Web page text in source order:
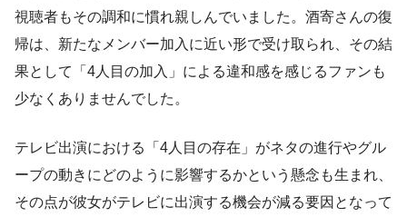
視聴者もその調和に慣れ親しんでいました。酒寄さんの復
帰は、新たなメンバー加入に近い形で受け取られ、その結
果として「4人目の加入」による違和感を感じるファンも
少なくありませんでした。
テレビ出演における「4人目の存在」がネタの進行やグル
ープの動きにどのように影響するかという懸念も生まれ、
その点が彼女がテレビに出演する機会が減る要因となって